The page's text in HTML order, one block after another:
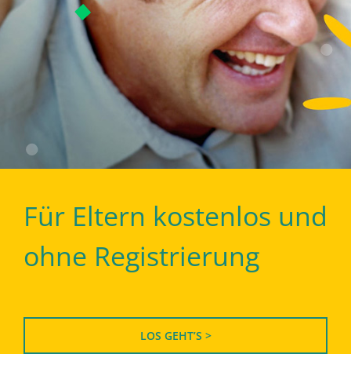
Für Eltern kostenlos und
ohne Registrierung
LOS GEHT’S >